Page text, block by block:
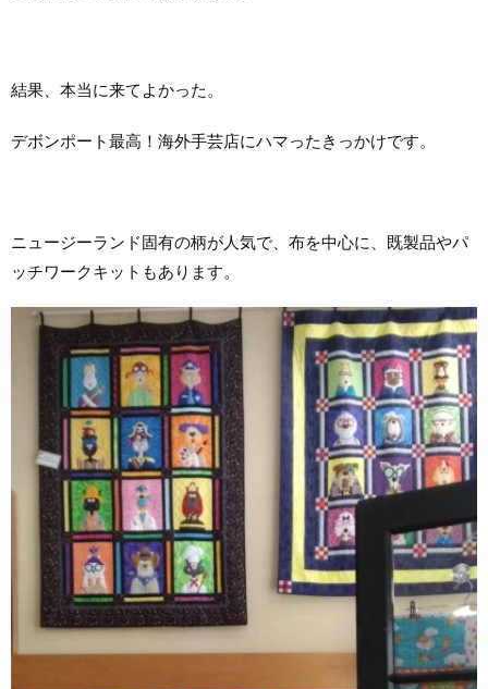
結果、本当に来てよかった。
デボンポート最高！海外手芸店にハマったきっかけです。
ニュージーランド固有の柄が人気で、布を中心に、既製品やパ
ッチワークキットもあります。